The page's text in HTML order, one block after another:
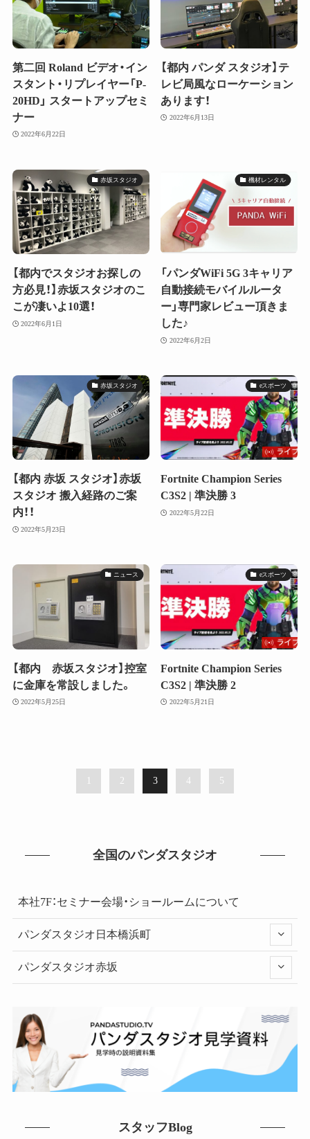
第二回 Roland ビデオ・イン
スタント・リプレイヤー「P-
20HD」 スタートアップセミ
ナー
2022年6月22日
【都内 パンダ スタジオ】テ
レビ局風なローケーション
あります！
2022年6月13日
赤坂スタジオ
【都内でスタジオお探しの
方必見！】赤坂スタジオのこ
こが凄いよ10選！
2022年6月1日
機材レンタル
「パンダWiFi 5G 3キャリア
自動接続モバイルルータ
ー」専門家レビュー頂きま
した♪
2022年6月2日
赤坂スタジオ
【都内 赤坂 スタジオ】赤坂
スタジオ 搬入経路のご案
内！！
2022年5月23日
eスポーツ
Fortnite Champion Series
C3S2 | 準決勝 3
2022年5月22日
ニュース
【都内 赤坂スタジオ】控室
に金庫を常設しました。
2022年5月25日
eスポーツ
Fortnite Champion Series
C3S2 | 準決勝 2
2022年5月21日
1 2 3 4 5
全国のパンダスタジオ
本社7F：セミナー会場・ショールームについて
パンダスタジオ日本橋浜町
パンダスタジオ赤坂
スタッフBlog